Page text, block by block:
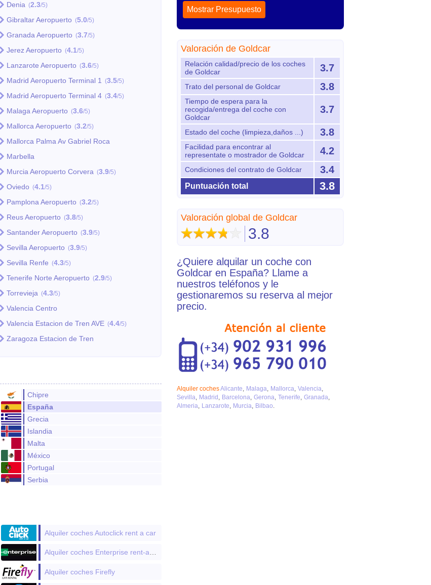
Denia (2.3/5)
Gibraltar Aeropuerto (5.0/5)
Granada Aeropuerto (3.7/5)
Jerez Aeropuerto (4.1/5)
Lanzarote Aeropuerto (3.6/5)
Madrid Aeropuerto Terminal 1 (3.5/5)
Madrid Aeropuerto Terminal 4 (3.4/5)
Malaga Aeropuerto (3.6/5)
Mallorca Aeropuerto (3.2/5)
Mallorca Palma Av Gabriel Roca
Marbella
Murcia Aeropuerto Corvera (3.9/5)
Oviedo (4.1/5)
Pamplona Aeropuerto (3.2/5)
Reus Aeropuerto (3.8/5)
Santander Aeropuerto (3.9/5)
Sevilla Aeropuerto (3.9/5)
Sevilla Renfe (4.3/5)
Tenerife Norte Aeropuerto (2.9/5)
Torrevieja (4.3/5)
Valencia Centro
Valencia Estacion de Tren AVE (4.4/5)
Zaragoza Estacion de Tren
Chipre
España
Grecia
Islandia
Malta
México
Portugal
Serbia
Valoración de Goldcar
Relación calidad/precio de los coches
de Goldcar
3.7
Trato del personal de Goldcar 3.8
Tiempo de espera para la
recogida/entrega del coche con
Goldcar
3.7
Estado del coche (limpieza,daños ...) 3.8
Facilidad para encontrar al
representate o mostrador de Goldcar
4.2
Condiciones del contrato de Goldcar 3.4
Puntuación total 3.8
Valoración global de Goldcar
3.8
¿Quiere alquilar un coche con
Goldcar en España? Llame a
nuestros teléfonos y le
gestionaremos su reserva al mejor
precio.
Alquiler cochesAlicante Malaga Mallorca Valencia
Sevilla
Madrid Barcelona Gerona Tenerife Granada
Almeria
Lanzarote Murcia Bilbao
Alquiler coches Autoclick rent a car
Alquiler coches Enterprise rent-a-car
Alquiler coches Firefly